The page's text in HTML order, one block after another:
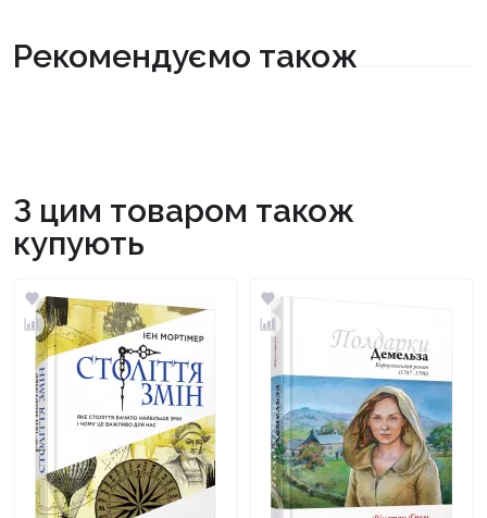
Рекомендуємо також
З цим товаром також
купують